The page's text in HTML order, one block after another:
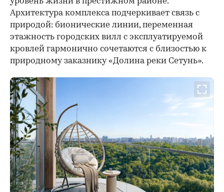
Архитектура комплекса подчеркивает связь с
природой: бионические линии, переменная
этажность городских вилл с эксплуатируемой
кровлей гармонично сочетаются с близостью к
природному заказнику «Долина реки Сетунь».